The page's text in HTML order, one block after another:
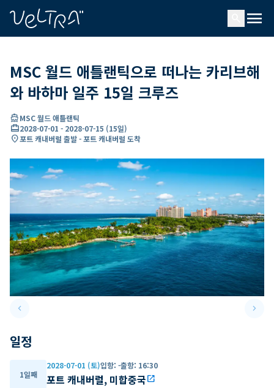
menu
MSC 월드 애틀랜틱으로 떠나는 카리브해
와 바하마 일주 15일 크루즈
directions_boatMSC 월드 애틀랜틱
card_travel2028-07-01 - 2028-07-15 (15일)
location_on포트 캐내버럴 출발 - 포트 캐내버럴 도착
keyboard_arrow_leftPrevious slide keyboard_arrow_right
일정
1일째
2028-07-01 (토)입항: -출항: 16:30
포트 캐내버럴, 미합중국open_in_new